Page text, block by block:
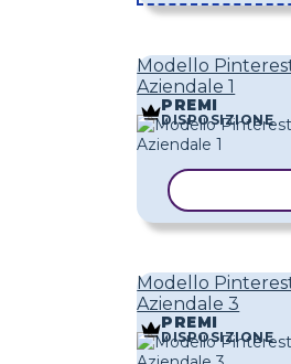
Modello
Aziendale 1
PREMI
DISPOSIZIONE
Modello
Aziendale 3
PREMI
DISPOSIZIONE